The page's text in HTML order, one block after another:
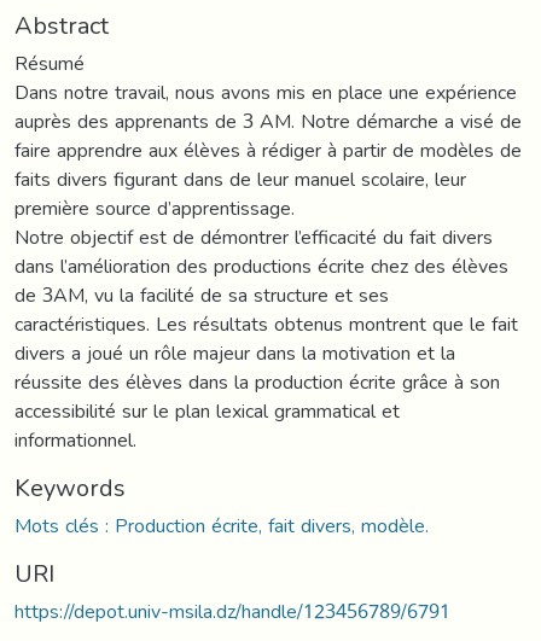
Abstract
Résumé
Dans notre travail, nous avons mis en place une expérience
auprès des apprenants de 3 AM. Notre démarche a visé de
faire apprendre aux élèves à rédiger à partir de modèles de
faits divers figurant dans de leur manuel scolaire, leur
première source d’apprentissage.
Notre objectif est de démontrer l’efficacité du fait divers
dans l’amélioration des productions écrite chez des élèves
de 3AM, vu la facilité de sa structure et ses
caractéristiques. Les résultats obtenus montrent que le fait
divers a joué un rôle majeur dans la motivation et la
réussite des élèves dans la production écrite grâce à son
accessibilité sur le plan lexical grammatical et
informationnel.
Keywords
Mots clés : Production écrite, fait divers, modèle.
URI
https://depot.univ-msila.dz/handle/123456789/6791